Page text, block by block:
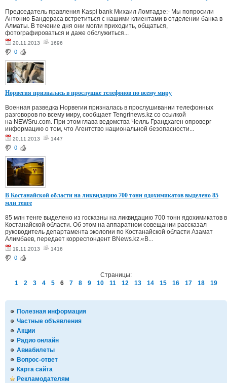
Полезная информация
Частные объявления
Акции
Радио онлайн
Авиабилеты
Вопрос-ответ
Карта сайта
Рекламодателям
Председатель правления Kaspi bank Михаил Ломтадзе:- Мы попросили
Антонио Бандераса встретиться с нашими клиентами в отделении банка в
Алматы. В течение дня они могли приходить, общаться,
фотографироваться и даже обслужиться...
20.11.2013 1696
0
Норвегия призналась в прослушке телефонов по всему миру
Военная разведка Норвегии призналась в прослушивании телефонных
разговоров по всему миру, сообщает Tengrinews.kz со ссылкой
на NEWSru.com. При этом глава ведомства Челль Грандхаген опроверг
информацию о том, что Агентство национальной безопасности...
20.11.2013 1447
0
В Костанайской области на ликвидацию 700 тонн ядохимикатов выделено 85
млн тенге
85 млн тенге выделено из госказны на ликвидацию 700 тонн ядохимикатов в
Костанайской области. Об этом на аппаратном совещании рассказал
руководитель департамента экологии по Костанайской области Азамат
Алимбаев, передает корреспондент BNews.kz.«В...
19.11.2013 1416
0
Страницы:
1
2 3 4 5 6 7 8 9 10 11 12 13 14 15 16 17 18 19